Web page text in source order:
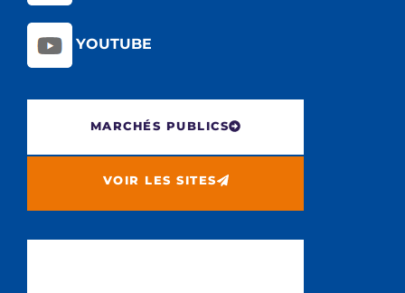
YOUTUBE
MARCHÉS PUBLICS
VOIR LES SITES